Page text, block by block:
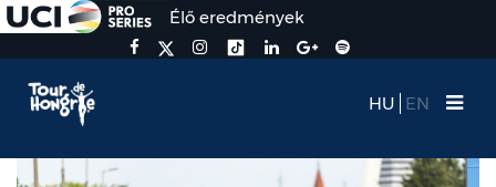
Élő eredmények
HU EN